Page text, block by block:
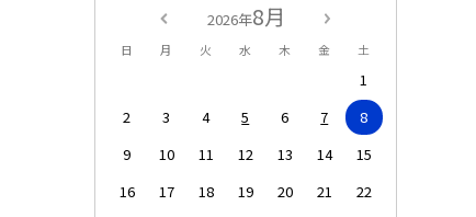
2026年8月
日 月 火 水 木 金 土
1
2
3 4 5 6 7
8
9
10 11 12 13 14
15
16
17 18 19 20 21
22